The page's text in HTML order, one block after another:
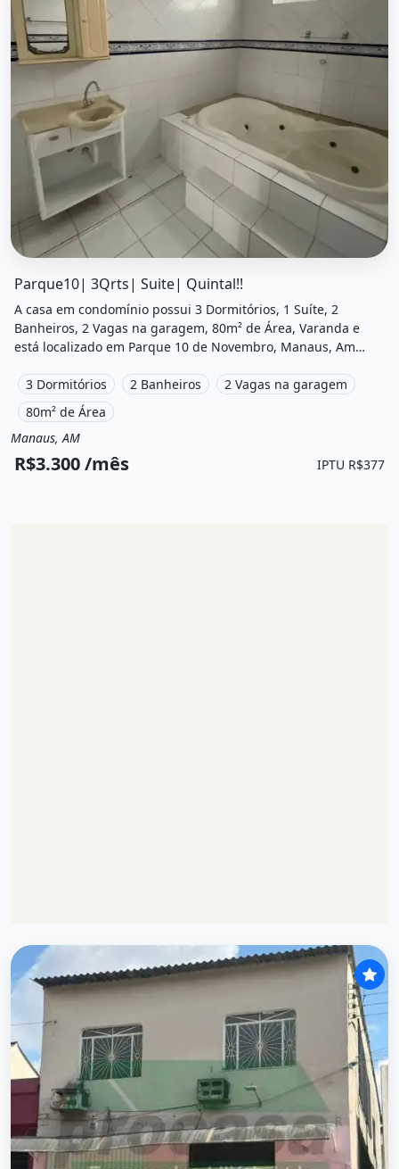
Parque10| 3Qrts| Suite| Quintal!!
A casa em condomínio possui 3 Dormitórios, 1 Suíte, 2
Banheiros, 2 Vagas na garagem, 80m² de Área, Varanda e
está localizado em Parque 10 de Novembro, Manaus, Am
3 Dormitórios
2 Banheiros
2 Vagas na garagem
80m² de Área
Aluguel
Manaus, AM
R$3.300 /mês IPTU R$377